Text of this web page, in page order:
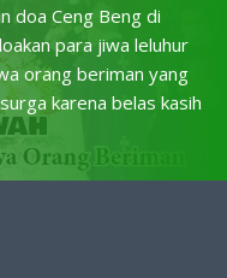
doa Ceng Beng di
para jiwa leluhur
orang beriman yang
karena belas kasih